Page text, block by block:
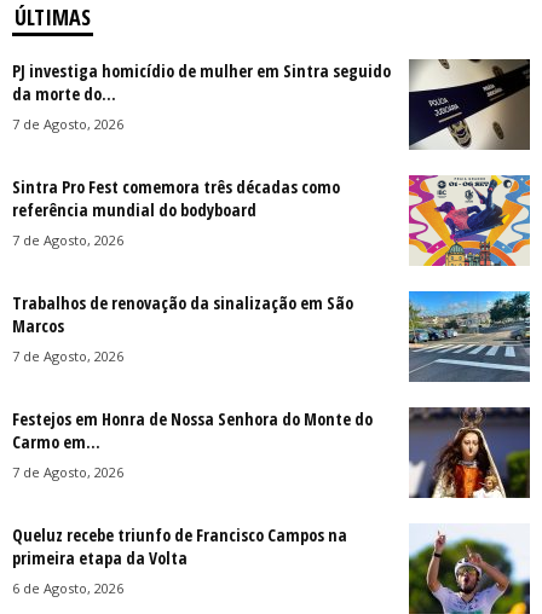
ÚLTIMAS
PJ investiga homicídio de mulher em Sintra seguido
da morte do...
7 de Agosto, 2026
Sintra Pro Fest comemora três décadas como
referência mundial do bodyboard
7 de Agosto, 2026
Trabalhos de renovação da sinalização em São
Marcos
7 de Agosto, 2026
Festejos em Honra de Nossa Senhora do Monte do
Carmo em...
7 de Agosto, 2026
Queluz recebe triunfo de Francisco Campos na
primeira etapa da Volta
6 de Agosto, 2026